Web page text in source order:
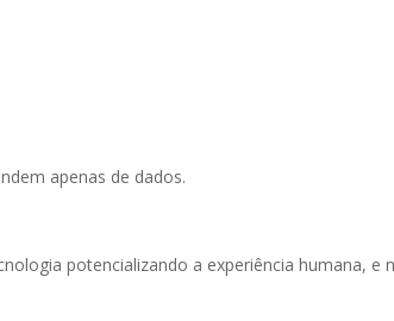
apenas de dados.
potencializando a experiência humana, e